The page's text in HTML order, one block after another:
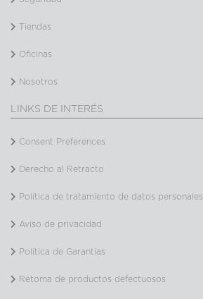
Tiendas
Oficinas
Nosotros
LINKS DE INTERÉS
Consent Preferences
Derecho al Retracto
Política de tratamiento de datos personales
Aviso de privacidad
Política de Garantías
Retoma de productos defectuosos